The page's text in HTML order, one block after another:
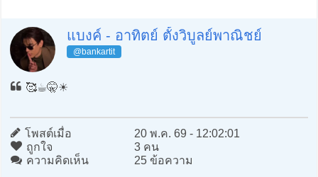
แบงค์ - อาทิตย์ ตั้งวิบูลย์พาณิชย์
@bankartit
🥰☕️🤫☀️
โพสต์เมื่อ
20 พ.ค. 69 - 12:02:01
ถูกใจ
3 คน
ความคิดเห็น
25 ข้อความ